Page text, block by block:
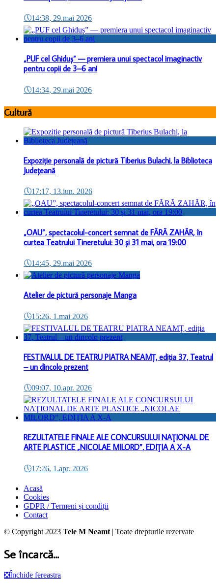
🕔14:38, 29.mai 2026
„PUF cel Ghiduș” — premiera unui spectacol imaginactiv
pentru copii de 3–6 ani
🕔14:34, 29.mai 2026
Cultură
Expoziție personală de pictură Tiberius Bulachi, la Biblioteca
Județeană
🕔17:17, 13.iun. 2026
„OAU”, spectacolul-concert semnat de FĂRĂ ZAHĂR, în
curtea Teatrului Tineretului: 30 și 31 mai, ora 19:00
🕔14:45, 29.mai 2026
Atelier de pictură personaje Manga
🕔15:26, 1.mai 2026
FESTIVALUL DE TEATRU PIATRA NEAMȚ, ediția 37, Teatrul
– un dincolo prezent
🕔09:07, 10.apr. 2026
REZULTATELE FINALE ALE CONCURSULUI NAŢIONAL DE
ARTE PLASTICE „NICOLAE MILORD”, EDIŢIA A X-A
🕔17:26, 1.apr. 2026
Acasă
Cookies
GDPR / Termeni și condiții
Contact
© Copyright 2023 Tele M Neamt | Toate drepturile rezervate
Se încarcă...
❎Închide fereastra